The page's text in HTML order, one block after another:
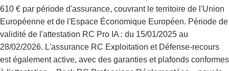
610 € par période d'assurance, couvrant le territoire de l'Union
Européenne et de l'Espace Économique Européen. Période de
validité de l'attestation RC Pro IA : du 15/01/2025 au
28/02/2026. L'assurance RC Exploitation et Défense-recours
est également active, avec des garanties et plafonds conformes